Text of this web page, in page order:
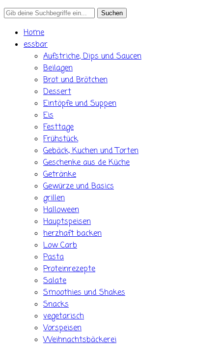
Search
Home
essbar
Aufstriche, Dips und Saucen
Beilagen
Brot und Brötchen
Dessert
Eintöpfe und Suppen
Eis
Festtage
Frühstück
Gebäck, Kuchen und Torten
Geschenke aus de Küche
Getränke
Gewürze und Basics
grillen
Halloween
Hauptspeisen
herzhaft backen
Low Carb
Pasta
Proteinrezepte
Salate
Smoothies und Shakes
Snacks
vegetarisch
Vorspeisen
Weihnachtsbäckerei